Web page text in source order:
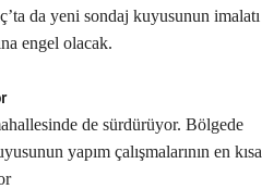
da yeni sondaj kuyusunun imalatı
engel olacak.
de sürdürüyor. Bölgede
yapım çalışmalarının en kısa